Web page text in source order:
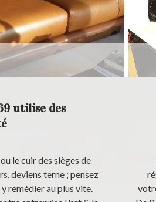
utilise des
le cuir des sièges de
deviens terne ; pensez
remédier au plus vite.